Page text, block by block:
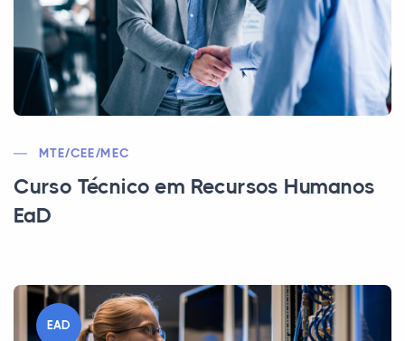
MTE/CEE/MEC
Curso Técnico em Recursos Humanos
EaD
EAD